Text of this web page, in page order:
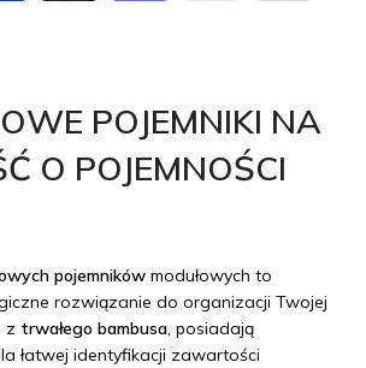
POJEMNIKI NA
O POJEMNOŚCI
pojemników modułowych to
rozwiązanie do organizacji Twojej
z trwałego bambusa, posiadają
łatwej identyfikacji zawartości